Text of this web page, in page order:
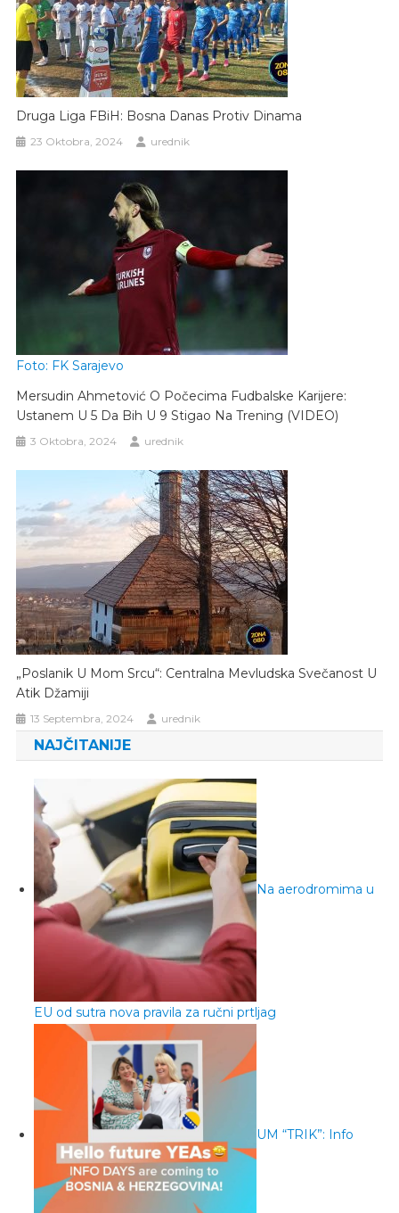
Druga Liga FBiH: Bosna Danas Protiv Dinama
23 Oktobra, 2024 urednik
Foto: FK Sarajevo
Mersudin Ahmetović O Počecima Fudbalske Karijere:
Ustanem U 5 Da Bih U 9 Stigao Na Trening (VIDEO)
3 Oktobra, 2024 urednik
„Poslanik U Mom Srcu“: Centralna Mevludska Svečanost U
Atik Džamiji
13 Septembra, 2024 urednik
NAJČITANIJE
Na aerodromima u
EU od sutra nova pravila za ručni prtljag
UM “TRIK”: Info